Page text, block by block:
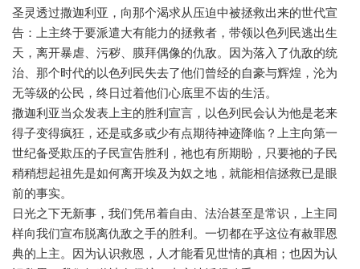
圣灵透过撒迦利亚，向那个渴求从压迫中被拯救出来的世代宣
告：上主终于要派遣大有能力的拯救者，带领以色列民逃出生
天，离开暴虐、污秽、膜拜偶像的仇敌。因为落入了仇敌的统
治、那个时代的以色列民失去了他们曾经的自豪与辉煌，沦为
无等级的公民，终日过着他们心底里不齿的生活。
撒迦利亚当众发表上主的胜利宣言，以色列民会认为他是老来
得子变得疯狂，还是或多或少有点期待神迹降临？上主向第一
世纪备受欺压的子民宣告胜利，祂也有所期盼，只要祂的子民
稍稍想起祖先是如何离开埃及为奴之地，就能相信拯救已是眼
前的事实。
日光之下无新事，我们凭吊着自由、法治甚至是常识，上主同
样向我们宣布脱离仇敌之手的胜利。一切都在乎这位有赦罪恩
典的上主。因为认识救恩，人才能看见世情的真相；也因为认